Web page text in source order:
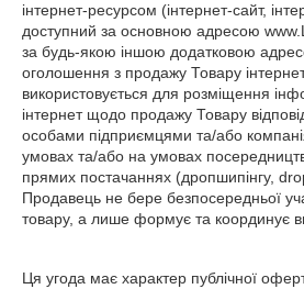
інтернет-ресурсом (інтернет-сайт,
доступний за основною адресою
за будь-якою іншою додатковою
оголошення з продажу Товару
використовується для розміщення
інтернет щодо продажу Товару
особами підприємцями та/або
умовах та/або на умовах
прямих постачаннях (дропшипінгу,
Продавець не бере безпосередньої
товару, а лише формує та координує
Ця угода має характер публічної